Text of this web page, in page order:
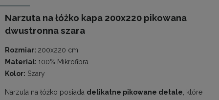
Narzuta na łóżko kapa 200x220 pikowana
dwustronna szara
Rozmiar: 200x220 cm
Materiał: 100% Mikrofibra
Kolor: Szary
Narzuta na łóżko posiada delikatne pikowane detale , które